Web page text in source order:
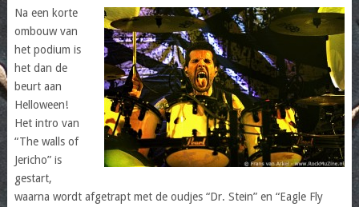
Na een korte
ombouw van
het podium is
het dan de
beurt aan
Helloween!
Het intro van
“The walls of
Jericho” is
gestart,
waarna wordt afgetrapt met de oudjes “Dr. Stein” en “Eagle Fly